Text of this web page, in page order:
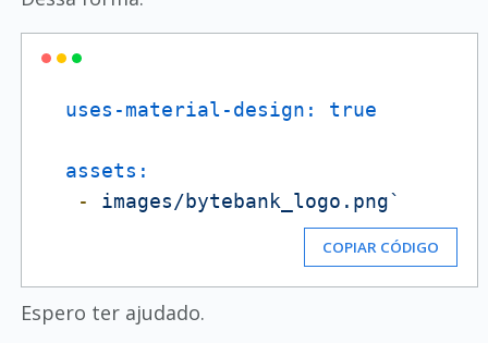
uses-material-design: true
assets:
-
images/bytebank_logo.png`
COPIAR CÓDIGO
Espero ter ajudado.